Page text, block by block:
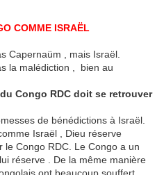
COMME ISRAËL
Capernaüm , mais Israël.
la malédiction , bien au
Congo RDC doit se retrouver
de bénédictions à Israël.
Israël , Dieu réserve
le Congo RDC. Le Congo a un
réserve . De la même manière